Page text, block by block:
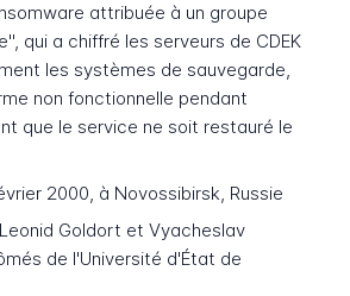
attribuée à un groupe
qui a chiffré les serveurs de CDEK
les systèmes de sauvegarde,
non fonctionnelle pendant
que le service ne soit restauré le
2000, à Novossibirsk, Russie
Leonid Goldort et Vyacheslav
de l'Université d'État de